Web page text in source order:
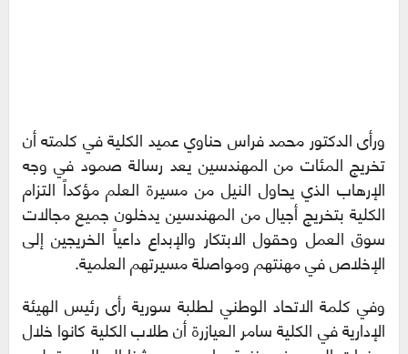
ورأى الدكتور محمد فراس حناوي عميد الكلية في كلمته أن
تخريج المئات من المهندسين يعد رسالة صمود في وجه
الإرهاب الذي يحاول النيل من مسيرة العلم مؤكداً التزام
الكلية بتخريج أجيال من المهندسين يدخلون جميع مجالات
سوق العمل وحقول الابتكار والإبداع داعياً الخريجين إلى
الإخلاص في مهنتهم ومواصلة مسيرتهم العلمية.
وفي كلمة الاتحاد الوطني لطلبة سورية رأى رئيس الهيئة
الإدارية في الكلية سامر العيازرة أن طلاب الكلية كانوا خلال